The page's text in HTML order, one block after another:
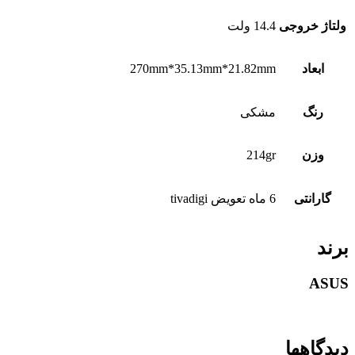
ولتاژ خروجی 14.4 ولت
ابعاد 270mm*35.13mm*21.82mm
رنگ مشکی
وزن 214gr
گارانتی 6 ماه تعویض tivadigi
برند
ASUS
دیدگاهها